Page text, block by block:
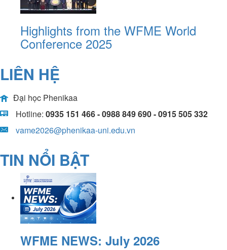
Highlights from the WFME World
Conference 2025
LIÊN HỆ
Đại học Phenikaa
Hotline: 0935 151 466 - 0988 849 690 - 0915 505 332
vame2026@phenikaa-uni.edu.vn
TIN NỔI BẬT
WFME NEWS: July 2026